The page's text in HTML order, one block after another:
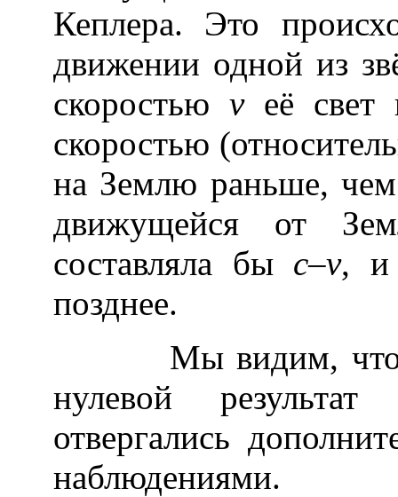
Кеплера. Это
движении одной из
скоростью vеё свет
скоростью
на Землю раньше, чем
движущейся от
составляла бы с–v, и
позднее.
Мы видим, что
нулевой
отвергались
наблюдениями.